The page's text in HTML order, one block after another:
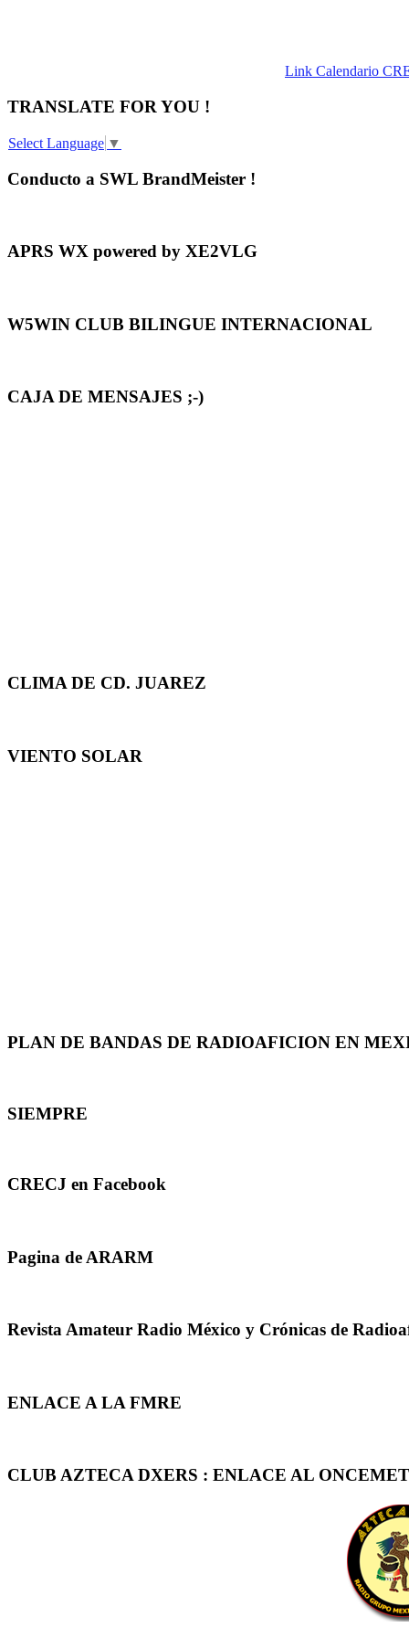
Link Calendario
TRANSLATE FOR YOU !
Select Language ▼
Conducto a SWL BrandMeister !
APRS WX powered by XE2VLG
W5WIN CLUB BILINGUE INTERNACIONAL
CAJA DE MENSAJES ;-)
CLIMA DE CD. JUAREZ
VIENTO SOLAR
PLAN DE BANDAS DE RADIOAFICION EN
SIEMPRE
CRECJ en Facebook
Pagina de ARARM
Revista Amateur Radio México y Crónicas de
ENLACE A LA FMRE
CLUB AZTECA DXERS : ENLACE AL